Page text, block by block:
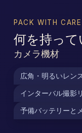
PACK WITH CARE
何を持って
カメラ機材
広角・明るいレン
インターバル撮影
予備バッテリーと